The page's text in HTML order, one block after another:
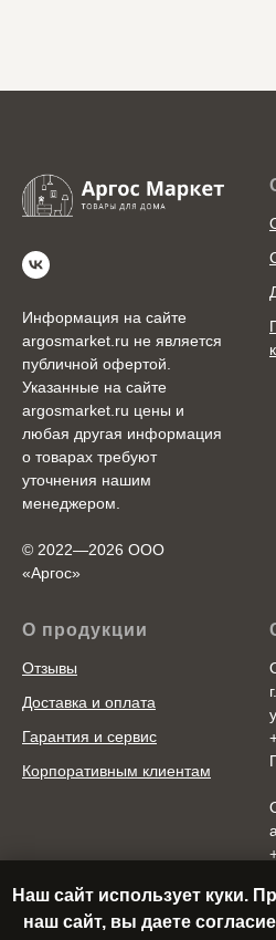
Информация на сайте
argosmarket.ru не является
публичной офертой.
Указанные на сайте
argosmarket.ru цены и
любая другая информация
о товарах требуют
уточнения нашим
менеджером.
© 2022—2026 ООО
«Аргоc»
О продукции
Отзывы
Доставка и оплата
Гарантия и сервис
Корпоративным клиентам
Наш сайт использует куки.
наш сайт, вы даете